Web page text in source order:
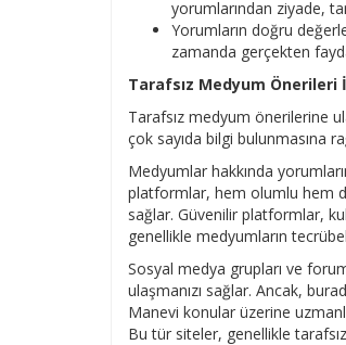
yorumlarından ziyade,
Yorumların doğru
zamanda gerçekten
Tarafsız Medyum Önerileri
Tarafsız medyum önerilerine
çok sayıda bilgi bulunmasına
Medyumlar hakkında
platformlar, hem olumlu hem
sağlar. Güvenilir platformlar,
genellikle medyumların
Sosyal medya grupları ve
ulaşmanızı sağlar. Ancak,
Manevi konular üzerine
Bu tür siteler, genellikle